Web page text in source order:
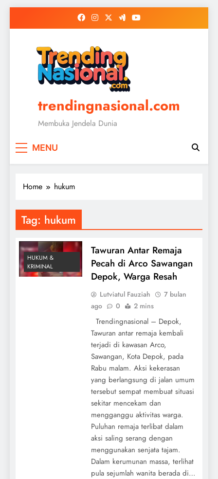
trendingnasional.com
Membuka Jendela Dunia
MENU
Home hukum
Tag: hukum
HUKUM &
KRIMINAL
Tawuran Antar Remaja
Pecah di Arco Sawangan
Depok, Warga Resah
Lutviatul Fauziah
7 bulan
ago
0 2 mins
Trendingnasional – Depok,
Tawuran antar remaja kembali
terjadi di kawasan Arco,
Sawangan, Kota Depok, pada
Rabu malam. Aksi kekerasan
yang berlangsung di jalan umum
tersebut sempat membuat situasi
sekitar mencekam dan
mengganggu aktivitas warga.
Puluhan remaja terlibat dalam
aksi saling serang dengan
menggunakan senjata tajam.
Dalam kerumunan massa, terlihat
pula sejumlah wanita berada di…